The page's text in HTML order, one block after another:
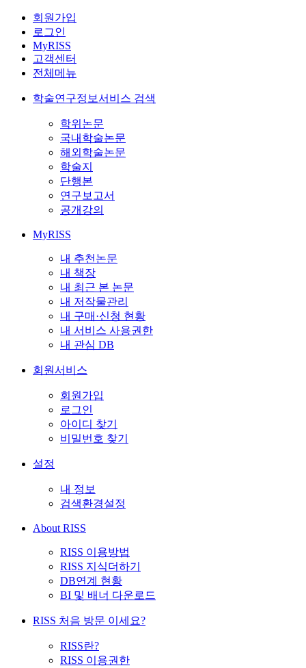
회원가입
로그인
MyRISS
고객센터
전체메뉴
학술연구정보서비스 검색
학위논문
국내학술논문
해외학술논문
학술지
단행본
연구보고서
공개강의
MyRISS
내 추천논문
내 책장
내 최근 본 논문
내 저작물관리
내 구매·신청 현황
내 서비스 사용권한
내 관심 DB
회원서비스
회원가입
로그인
아이디 찾기
비밀번호 찾기
설정
내 정보
검색환경설정
About RISS
RISS 이용방법
RISS 지식더하기
DB연계 현황
BI 및 배너 다운로드
RISS 처음 방문 이세요?
RISS란?
RISS 이용권한